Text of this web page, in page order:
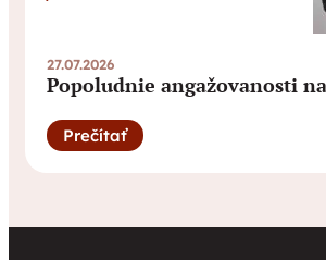
27.07.2026
Popoludnie angažovanosti
Prečítať